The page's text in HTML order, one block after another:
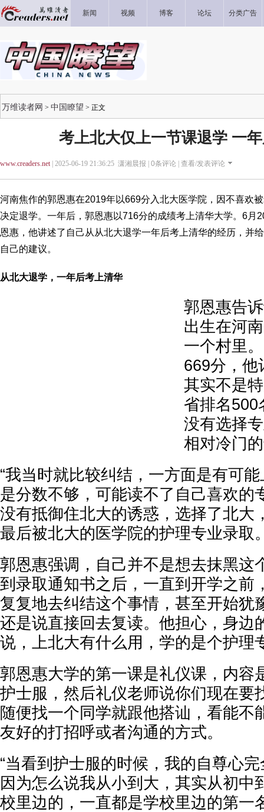
新闻 视频 博客 论坛 分类广告
万维读者网 > 中国瞭望 > 正文
考上北大仅上一节课退学 一
www.creaders.net| 2025-06-19 21:36:25 潇湘晨报 | 0条评论 | 查看/发表评论
河南焦作的郭恩惠在2019年以669分入北大医学院，因不喜欢
决定退学。一年后，郭恩惠以716分的成绩考上清华大学。6月
恩惠，他讲述了自己从从北大退学一年后考上清华的经历，并
自己的建议。
从北大退学，一年后考上清华
郭恩惠告
出生在河
一个村里
669分，他
其实不是
省排名500
没有选择
相对冷门
“我当时就比较纠结，一方面是有可
是分数不够，可能读不了自己喜欢的
没有抵御住北大的诱惑，选择了北大
最后被北大的医学院的护理专业录取
郭恩惠强调，自己并不是想去抹黑这
到录取通知书之后，一直到开学之前
复复地去纠结这个事情，甚至开始犹
还是说直接回去复读。他担心，身边
说，上北大有什么用，学的是个护理
郭恩惠大学的第一课是礼仪课，内容
护士服，然后礼仪老师说你们现在要
随便找一个同学就跟他搭讪，看能不
友好的打招呼或者沟通的方式。
“当看到护士服的时候，我的自尊心
因为怎么说我从小到大，其实从初中
校里边的，一直都是学校里边的第一